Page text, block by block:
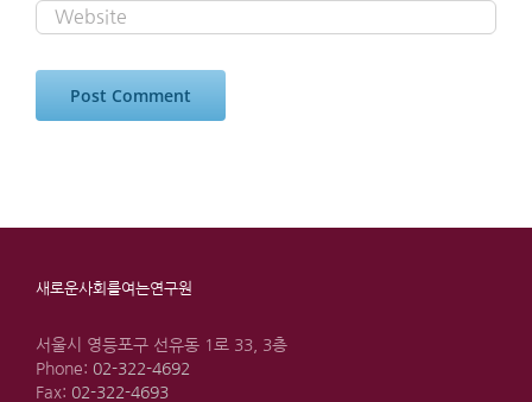
새로운사회를여는연구원
서울시 영등포구 선유동 1로 33, 3층
Phone: 02-322-4692
Fax: 02-322-4693